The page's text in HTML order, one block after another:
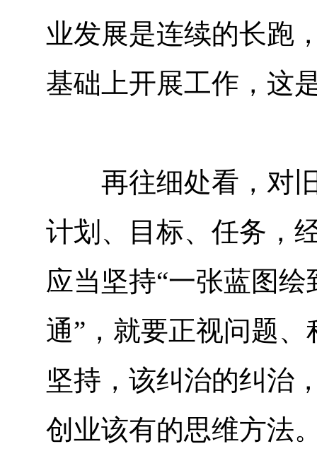
业发展是连续的长跑
基础上开展工作，这
再往细处看，对旧
计划、目标、任务，
应当坚持“一张蓝图
通”，就要正视问题
坚持，该纠治的纠治
创业该有的思维方法